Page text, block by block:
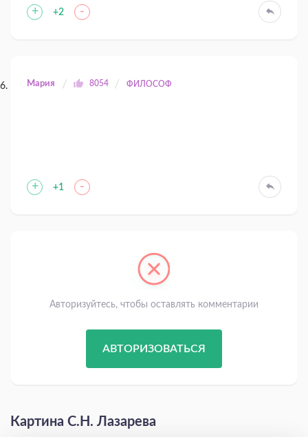
+ +2 -
Мария 8054 ФИЛОСОФ
+ +1 -
Авторизуйтесь, чтобы оставлять комментарии
АВТОРИЗОВАТЬСЯ
Картина С.Н. Лазарева